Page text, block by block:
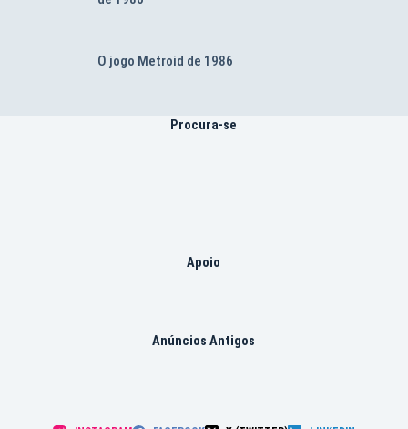
O jogo Metroid de 1986
Procura-se
Apoio
Anúncios Antigos